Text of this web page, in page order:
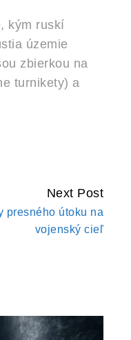
kým ruskí
územie
zbierkou na
turnikety) a
Next Post
presného útoku na
vojenský cieľ